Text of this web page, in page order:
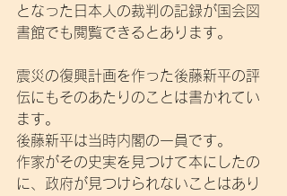
となった日本人の裁判の記録が国会図
書館でも閲覧できるとあります。
震災の復興計画を作った後藤新平の評
伝にもそのあたりのことは書かれてい
ます。
後藤新平は当時内閣の一員です。
作家がその史実を見つけて本にしたの
に、政府が見つけられないことはあり